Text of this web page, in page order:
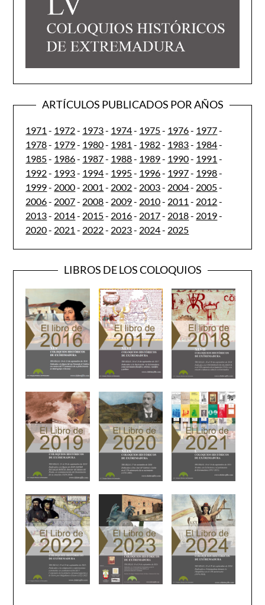
ARTÍCULOS PUBLICADOS POR AÑOS
1971 - 1972- 1973- 1974- 1975- 1976- 1977-
1978- 1979- 1980- 1981 - 1982- 1983- 1984-
1985- 1986- 1987- 1988- 1989- 1990- 1991 -
1992- 1993- 1994- 1995- 1996- 1997- 1998-
1999- 2000- 2001 - 2002- 2003- 2004- 2005-
2006- 2007- 2008- 2009- 2010- 2011 - 2012-
2013- 2014- 2015- 2016- 2017- 2018- 2019-
2020- 2021 - 2022- 2023- 2024- 2025
LIBROS DE LOS COLOQUIOS